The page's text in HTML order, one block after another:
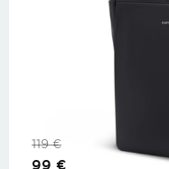
119€
99 €